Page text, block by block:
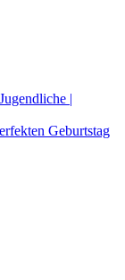
|
Geburtstag